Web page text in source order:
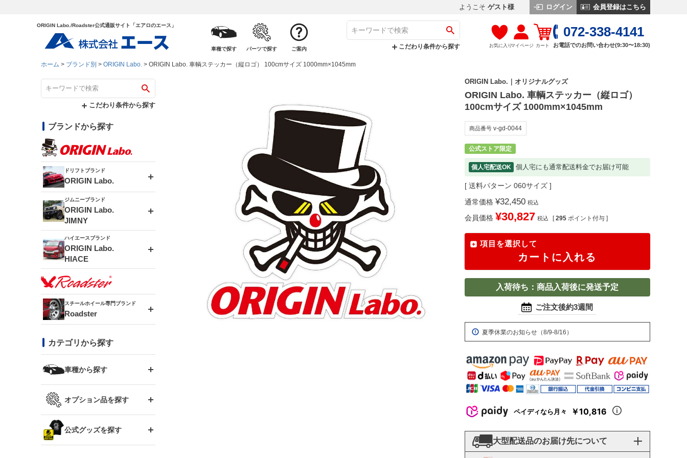
ようこそ ゲスト様 ログイン 会員登録はこちら
ORIGIN Labo./Roadster公式通販サイト「エアロのエース」
車種で探す パーツで探す ご案内 こだわり条件から探す お気に入りマイページ カート
072-338-4141
お電話でのお問い合わせ(9:30〜18:30)
ホーム ブランド別 ORIGIN Labo. ORIGIN Labo. 車輌ステッカー（縦ロゴ） 100cmサイズ 1000mm×1045mm
こだわり条件から探す
ブランドから探す
ドリフトブランド
ORIGIN Labo.
エアロシリーズ
ドリフトライン
風神(180SX)
雷神(S15)
龍神(チェイサー)
レーシングライン
アタックライン
ストリームライン
スタイリッシュライン
フロントフェンダー
リアフェンダー
ブラッシュフェンダー
コンバットアイ
GTウイング
リアウイング
ルーフウイング
ボンネット
ジムニーブランド
ORIGIN Labo.
JIMNY
アルミホイール
MUD-ZEUS
アルミホイール
MUD-SR7
MUD-S7
ボンネット
フェンダー
サイドパーツ
ハイエースブランド
ORIGIN Labo.
HIACE
エアロシリーズ
LUX MODEL SP
LUX MODEL
RUGGER MODEL
GROUND MODEL
PHANTOM LIP
オーバーフェンダー
リアウイング
スムージングバンパー
ワイパーガード
内装パーツ
スチールホイール専門ブランド
Roadster
DAYTONA-RS
DAYTONA-RS NEO
まつど家 鉄漢
まつど家 鉄心
カテゴリから探す
車種から探す
トヨタ
シルビア S13
スズキ
オプション品を探す
GTウイング用ラダー
公式グッズを探す
ORIGIN Labo.｜オリジナルグッズ
ORIGIN Labo. 車輌ステッカー（縦ロゴ）
100cmサイズ 1000mm×1045mm
商品番号 v-gd-0044
公式ストア限定
個人宅配送OK 個人宅にも通常配送料金でお届け可能
送料パターン 060サイズ
通常価格 ¥32,450 税込
会員価格 ¥30,827 税込 [ 295 ポイント付与 ]
項目を選択して
カートに入れる
入荷待ち：商品入荷後に発送予定
ご注文後約3週間
夏季休業のお知らせ（8/9-8/16）
ペイディなら月々 ￥10,816
大型配送品のお届け先について